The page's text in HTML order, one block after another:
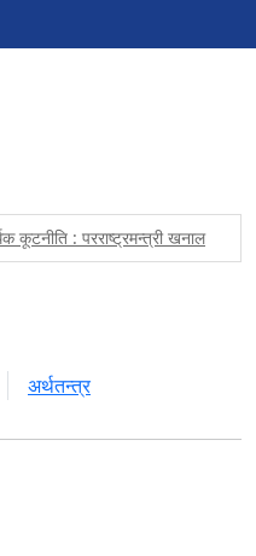
कूटनीति : परराष्ट्रमन्त्री खनाल
सार्वजनिक, ८१.१९ प्रतिशत विद्यार्थी
माफी : ‘मेरो भाषा अलि ठाडो भयो,
अर्थतन्त्र